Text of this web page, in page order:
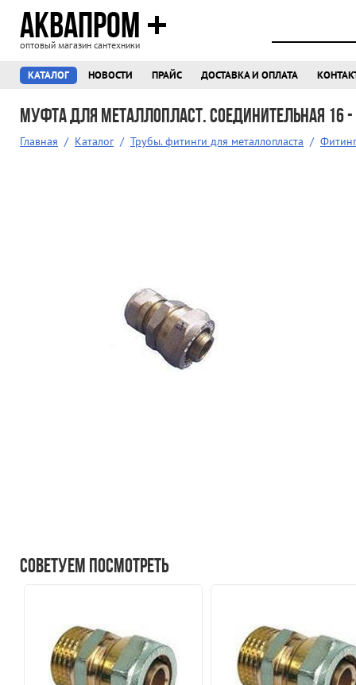
АКВАПРОМ
оптовый магазин сантехники
КАТАЛОГ НОВОСТИ ПРАЙС ДОСТАВКА И ОПЛАТА
Муфта для металлопласт. соединительная 16 -
Главная / Каталог / Трубы. фитинги для металлопласта /
Советуем посмотреть